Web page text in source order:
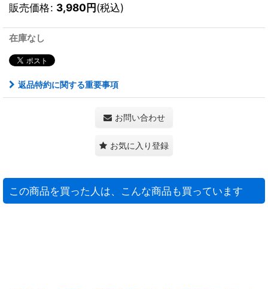
販売価格: 3,980円(税込)
在庫なし
返品特約に関する重要事項
お問い合わせ
お気に入り登録
この商品を買った人は、こんな商品も買っています